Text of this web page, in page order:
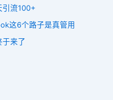
引流100+
这6个路子是真管用
来了